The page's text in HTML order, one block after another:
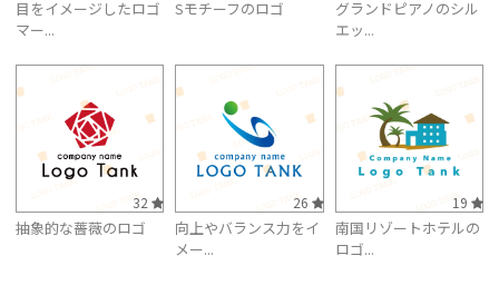
目をイメージしたロゴ
マー...
Sモチーフのロゴ
グランドピアノのシル
エッ...
32
抽象的な薔薇のロゴ
26
向上やバランス力をイ
メー...
19
南国リゾートホテルの
ロゴ...